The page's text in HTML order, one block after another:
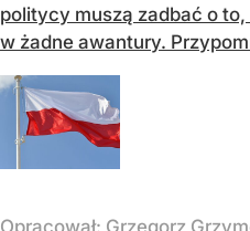
politycy muszą zadbać o
w żadne awantury.